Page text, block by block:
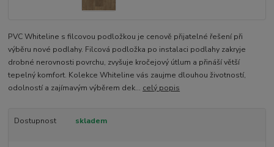
PVC Whiteline s filcovou podložkou je cenově přijatelné řešení při
výběru nové podlahy. Filcová podložka po instalaci podlahy zakryje
drobné nerovnosti povrchu, zvyšuje kročejový útlum a přináší větší
tepelný komfort. Kolekce Whiteline vás zaujme dlouhou životností,
odolností a zajímavým výběrem dek... celý popis
Dostupnost skladem